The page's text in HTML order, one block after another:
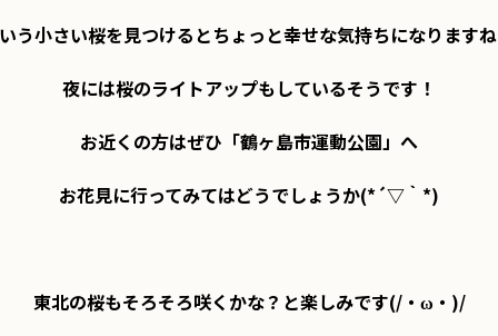
う小さい桜を見つけるとちょっと幸せな気持ちになりますね
夜には桜のライトアップもしているそうです！
お近くの方はぜひ「鶴ヶ島市運動公園」へ
お花見に行ってみてはどうでしょうか(*´▽｀*)
東北の桜もそろそろ咲くかな？と楽しみです(/・ω・)/